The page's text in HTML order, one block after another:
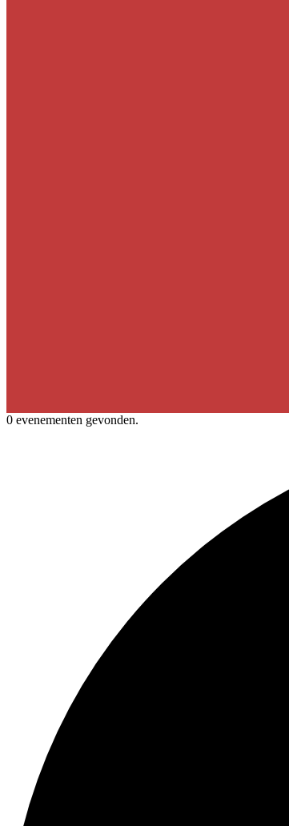
0 evenementen gevonden.